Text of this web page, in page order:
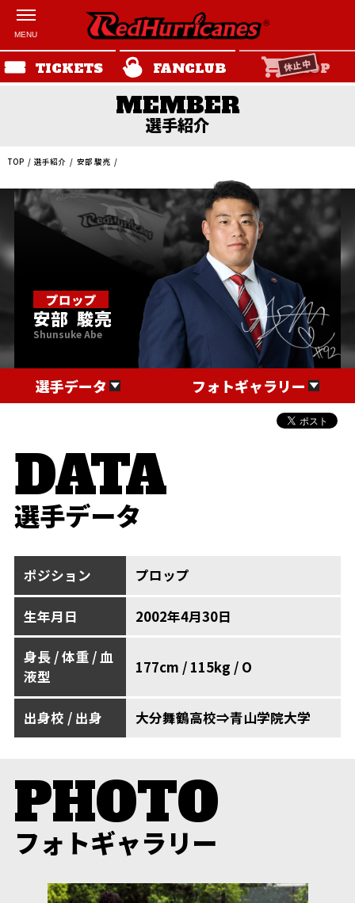
TICKETS FANCLUB SHOP
休止中
選手紹介
TOP 選手紹介 安部 駿亮
プロップ
安部 駿亮
Shunsuke Abe
選手データ フォトギャラリー
選手データ
ポジション プロップ
生年月日 2002年4月30日
身長 / 体重 / 血
液型
177cm / 115kg / O
出身校 / 出身 大分舞鶴高校⇒青山学院大学
フォトギャラリー